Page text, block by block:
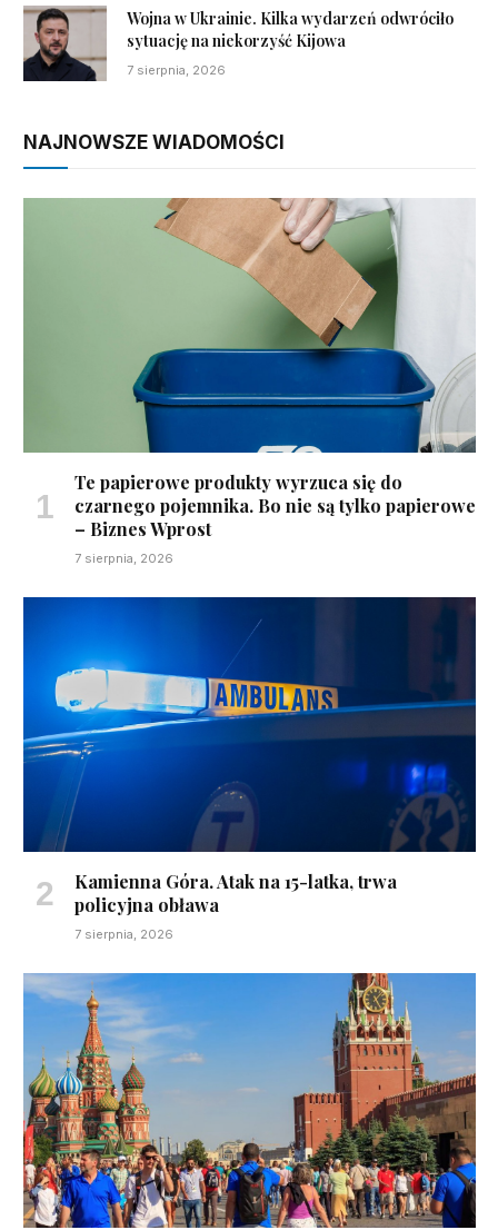
Wojna w Ukrainie. Kilka wydarzeń odwróciło
sytuację na niekorzyść Kijowa
7 sierpnia, 2026
NAJNOWSZE WIADOMOŚCI
Te papierowe produkty wyrzuca się do
czarnego pojemnika. Bo nie są tylko papierowe
– Biznes Wprost
7 sierpnia, 2026
Kamienna Góra. Atak na 15-latka, trwa
policyjna obława
7 sierpnia, 2026